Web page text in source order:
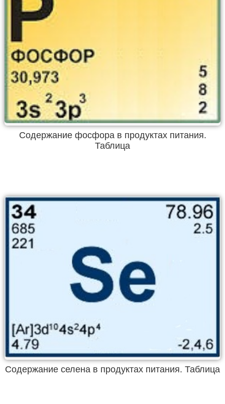
Содержание фосфора в продуктах питания.
Таблица
Содержание селена в продуктах питания. Таблица